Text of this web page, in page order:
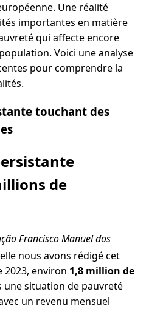
Une réalité
importantes en matière
qui affecte encore
Voici une analyse
pour comprendre la
touchant des
de
Francisco Manuel dos
nous avons rédigé cet
2023, environ 1,8 million de
une situation de pauvreté
un revenu mensuel